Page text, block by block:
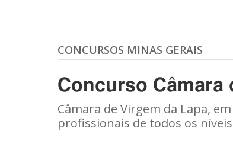
CONCURSOS MINAS GERAIS
Concurso Câmara
Câmara de Virgem da Lapa,
profissionais de todos os